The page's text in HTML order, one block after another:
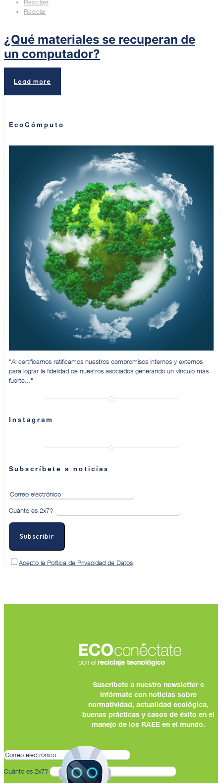
Reciclaje
Reciclar
¿Qué materiales se recuperan de
un computador?
Load more
EcoCómputo
"Al certificarnos ratificamos nuestros compromisos internos y externos
para lograr la fidelidad de nuestros asociados generando un vínculo más
fuerte..."
Instagram
Subscríbete a noticias
Cuánto es 2x7?
Acepto la Política de Privacidad de Datos
Suscríbete a nuestro newsletter e
infórmate con noticias sobre
normatividad, actualidad ecológica,
buenas prácticas y casos de éxito en el
manejo de los RAEE en el mundo.
Cuánto es 2x7?